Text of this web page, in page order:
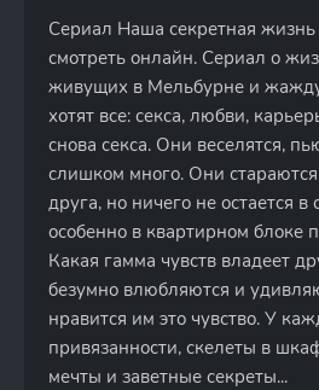
Сериал Наша секретная жизнь
смотреть онлайн. Сериал о
живущих в Мельбурне и
хотят все: секса, любви,
снова секса. Они веселятся,
слишком много. Они
друга, но ничего не остается в
особенно в квартирном блоке
Какая гамма чувств владеет
безумно влюбляются и
нравится им это чувство. У
привязанности, скелеты в
мечты и заветные секреты...